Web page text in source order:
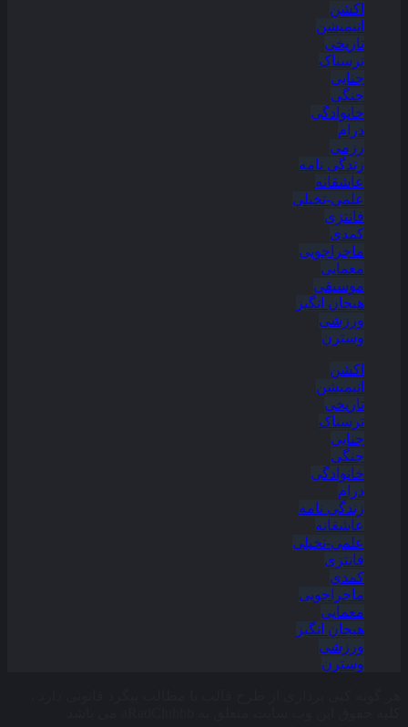
اکشن
انیمیشن
تاریخی
ترسناک
جنایی
جنگی
خانوادگی
درام
رزمی
زندگی نامه
عاشقانه
علمی-تخیلی
فانتزی
کمدی
ماجراجویی
معمایی
موسیقی
هیجان انگیز
ورزشی
وسترن
اکشن
انیمیشن
تاریخی
ترسناک
جنایی
جنگی
خانوادگی
درام
زندگی نامه
عاشقانه
علمی-تخیلی
فانتزی
کمدی
ماجراجویی
معمایی
هیجان انگیز
ورزشی
وسترن